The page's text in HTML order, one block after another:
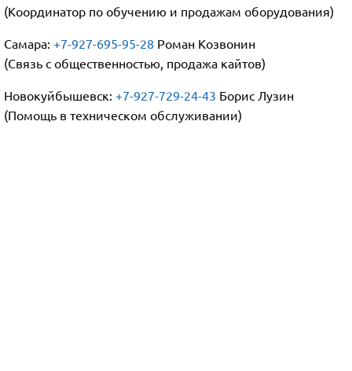
(Координатор по обучению и продажам оборудования)
Самара: +7-927-695-95-28 Роман Козвонин
(Связь с общественностью, продажа кайтов)
Новокуйбышевск: +7-927-729-24-43 Борис Лузин
(Помощь в техническом обслуживании)